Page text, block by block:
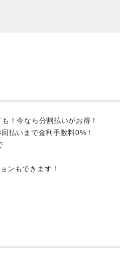
！今なら分割払いがお得！
払いまで金利手数料0%！
ンもできます！